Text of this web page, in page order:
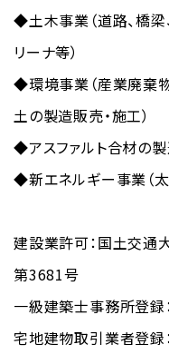
◆土木事業（道路、橋梁
リーナ等）
◆環境事業（産業廃棄
土の製造販売・施工）
◆アスファルト合材の
◆新エネルギー事業（
建設業許可：国土交通
第3681号
一級建築士事務所登録
宅地建物取引業者登録